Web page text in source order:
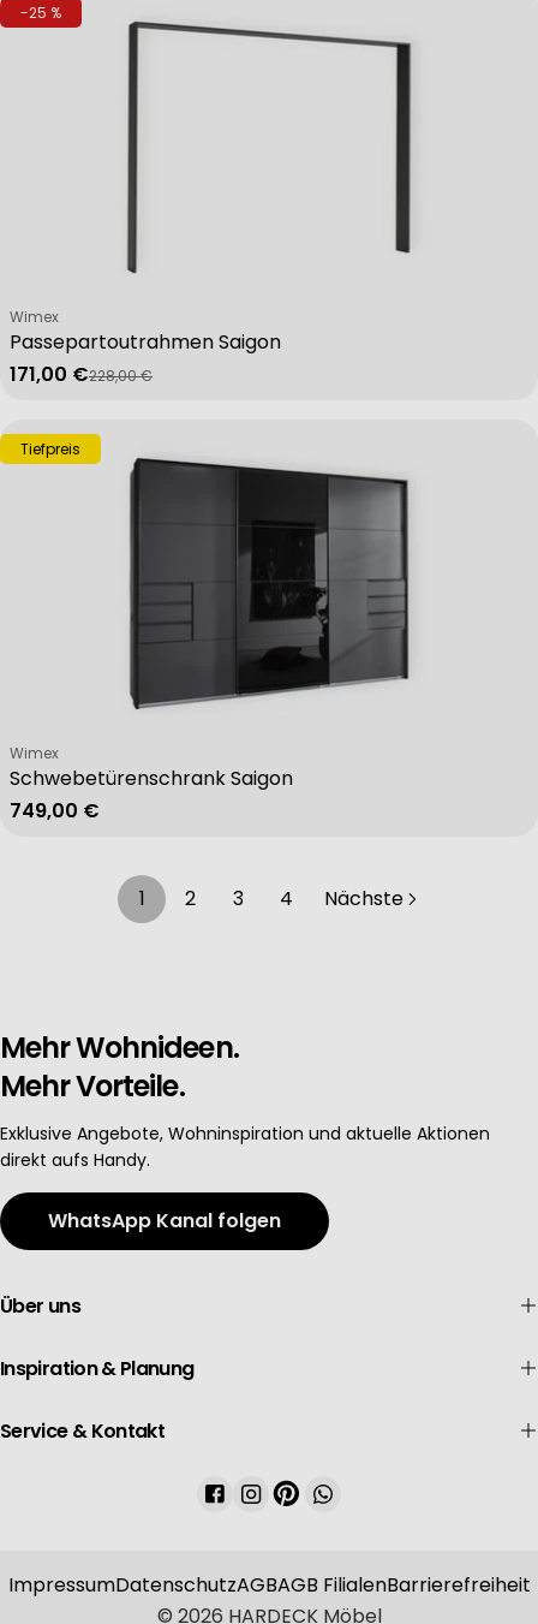
-25 %
Passepartoutrahmen Saigon
Verkäufer:
Wimex
Verkaufspreis
171,00 €
Regulärer Preis
228,00 €
Tiefpreis
Schwebetürenschrank Saigon
Verkäufer:
Wimex
Regulärer Preis
749,00 €
1 2 3 4 Nächste
Mehr Wohnideen.
Mehr Vorteile.
Exklusive Angebote, Wohninspiration und aktuelle Aktionen
direkt aufs Handy.
WhatsApp Kanal folgen
Über uns
Inspiration & Planung
Service & Kontakt
Facebook
Instagram
PinterestWhatsApp
© 2026 HARDECK Möbel
ImpressumDatenschutzAGBAGB FilialenBarrierefreiheit